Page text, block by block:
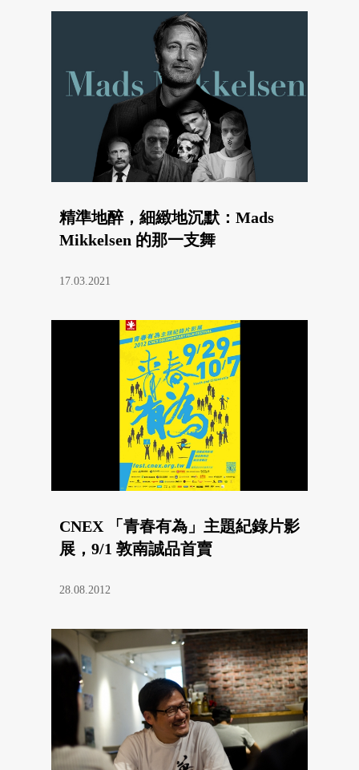
精準地醉，細緻地沉默：Mads
Mikkelsen 的那一支舞
17.03.2021
CNEX 「青春有為」主題紀錄片影
展，9/1 敦南誠品首賣
28.08.2012